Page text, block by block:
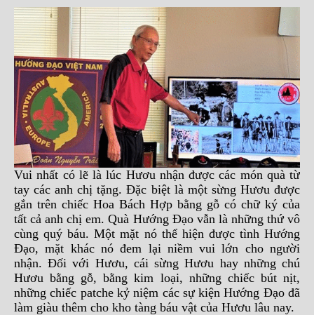
Vui nhất có lẽ là lúc Hươu nhận được các món quà từ
tay các anh chị tặng. Đặc biệt là một sừng Hươu được
gắn trên chiếc Hoa Bách Hợp bằng gỗ có chữ ký của
tất cả anh chị em. Quà Hướng Đạo vẫn là những thứ vô
cùng quý báu. Một mặt nó thể hiện được tình Hướng
Đạo, mặt khác nó đem lại niềm vui lớn cho người
nhận. Đối với Hươu, cái sừng Hươu hay những chú
Hươu bằng gỗ, bằng kim loại, những chiếc bút nịt,
những chiếc patche kỷ niệm các sự kiện Hướng Đạo đã
làm giàu thêm cho kho tàng báu vật của Hươu lâu nay.